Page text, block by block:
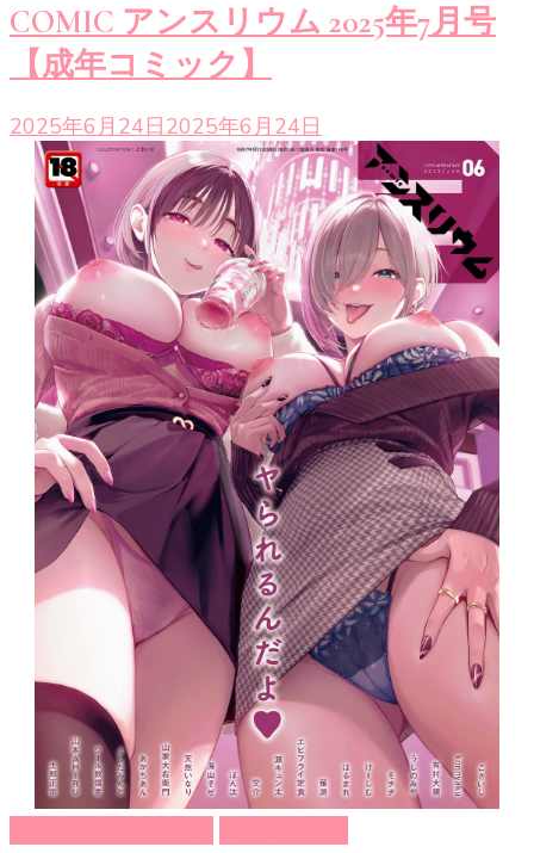
COMIC アンスリウム 2025年7月号
【成年コミック】
2025年6月24日2025年6月24日